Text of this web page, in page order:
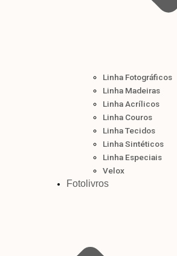
Linha Fotográficos
Linha Madeiras
Linha Acrílicos
Linha Couros
Linha Tecidos
Linha Sintéticos
Linha Especiais
Velox
Fotolivros